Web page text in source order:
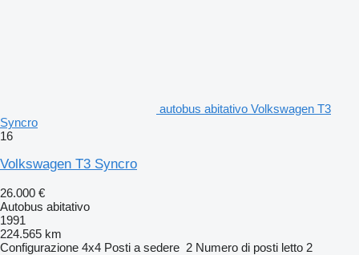
autobus abitativo Volkswagen T3
Syncro
16
Volkswagen T3 Syncro
26.000 €
Autobus abitativo
1991
224.565 km
Configurazione 4x4 Posti a sedere 2 Numero di posti letto 2